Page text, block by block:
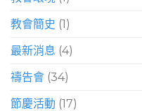
教會簡史 (1)
最新消息 (4)
禱告會 (34)
節慶活動 (17)